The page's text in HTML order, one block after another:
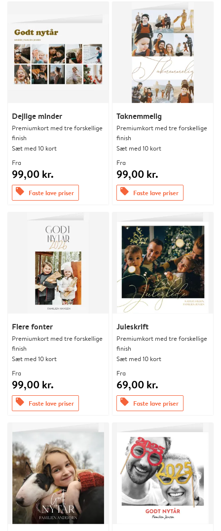
Dejlige minder
Premiumkort med tre forskellige
finish
Sæt med 10 kort
Fra
99,00 kr.
offers Faste lave priser
Taknemmelig
Premiumkort med tre forskellige
finish
Sæt med 10 kort
Fra
99,00 kr.
offers Faste lave priser
Flere fonter
Premiumkort med tre forskellige
finish
Sæt med 10 kort
Fra
99,00 kr.
offers Faste lave priser
Juleskrift
Premiumkort med tre forskellige
finish
Sæt med 10 kort
Fra
69,00 kr.
offers Faste lave priser